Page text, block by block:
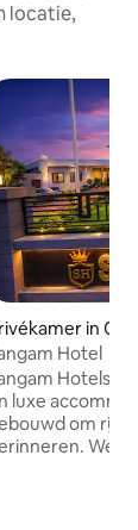
locatie,
van
in
Hotel
Hotels
luxe
om
We